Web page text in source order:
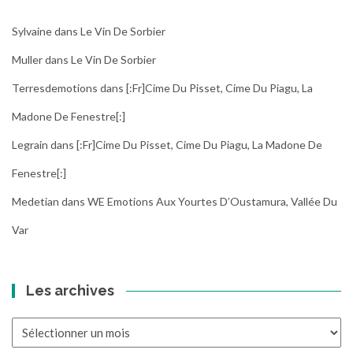
Sylvainedans Le Vin De Sorbier
Mullerdans Le Vin De Sorbier
Terresdemotions dans [:fr]Cime Du Pisset, Cime Du Piagu, La
Madone De Fenestre[:]
Legrain dans [:fr]Cime Du Pisset, Cime Du Piagu, La Madone De
Fenestre[:]
Medetian dans WE Emotions Aux Yourtes D’Oustamura, Vallée Du
Var
Les archives
Les